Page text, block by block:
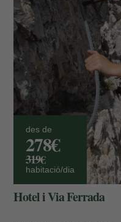
des de
278€
319€
habitació/dia
Hotel i Via Ferrada